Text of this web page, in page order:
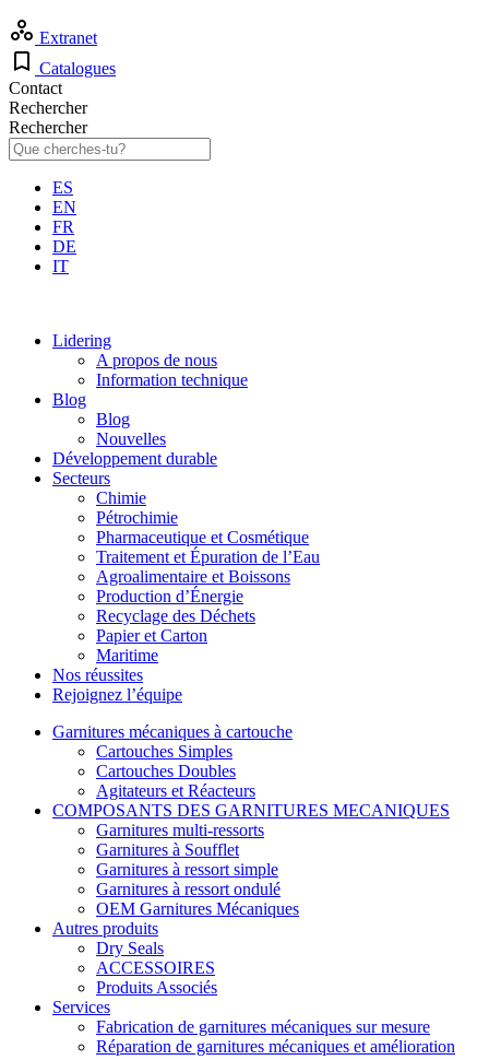
Extranet
Catalogues
Contact
Rechercher
Rechercher
ES
EN
FR
DE
IT
Lidering
A propos de nous
Information technique
Blog
Blog
Nouvelles
Développement durable
Secteurs
Chimie
Pétrochimie
Pharmaceutique et Cosmétique
Traitement et Épuration de l’Eau
Agroalimentaire et Boissons
Production d’Énergie
Recyclage des Déchets
Papier et Carton
Maritime
Nos réussites
Rejoignez l’équipe
Garnitures mécaniques à cartouche
Cartouches Simples
Cartouches Doubles
Agitateurs et Réacteurs
COMPOSANTS DES GARNITURES MECANIQUES
Garnitures multi-ressorts
Garnitures à Soufflet
Garnitures à ressort simple
Garnitures à ressort ondulé
OEM Garnitures Mécaniques
Autres produits
Dry Seals
ACCESSOIRES
Produits Associés
Services
Fabrication de garnitures mécaniques sur mesure
Réparation de garnitures mécaniques et amélioration